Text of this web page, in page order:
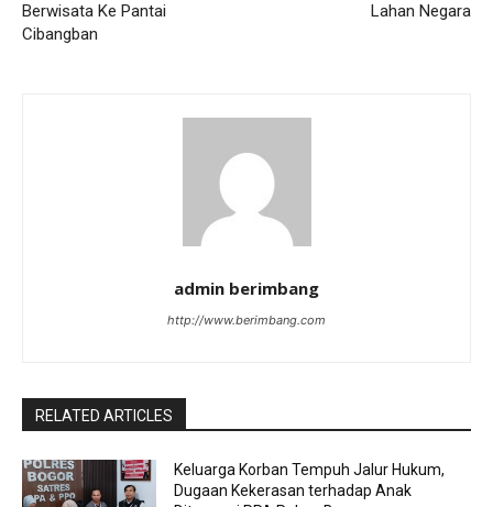
Berwisata Ke Pantai
Cibangban
Lahan Negara
admin berimbang
http://www.berimbang.com
RELATED ARTICLES
Keluarga Korban Tempuh Jalur Hukum,
Dugaan Kekerasan terhadap Anak